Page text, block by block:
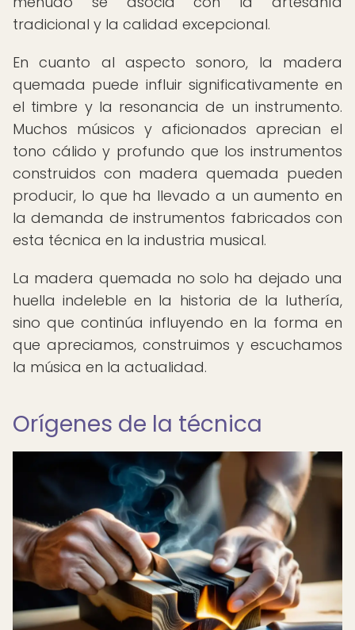
tradicional y la calidad excepcional.
En cuanto al aspecto sonoro, la madera
quemada puede influir significativamente en
el timbre y la resonancia de un instrumento.
Muchos músicos y aficionados aprecian el
tono cálido y profundo que los instrumentos
construidos con madera quemada pueden
producir, lo que ha llevado a un aumento en
la demanda de instrumentos fabricados con
esta técnica en la industria musical.
La madera quemada no solo ha dejado una
huella indeleble en la historia de la luthería,
sino que continúa influyendo en la forma en
que apreciamos, construimos y escuchamos
la música en la actualidad.
Orígenes de la técnica